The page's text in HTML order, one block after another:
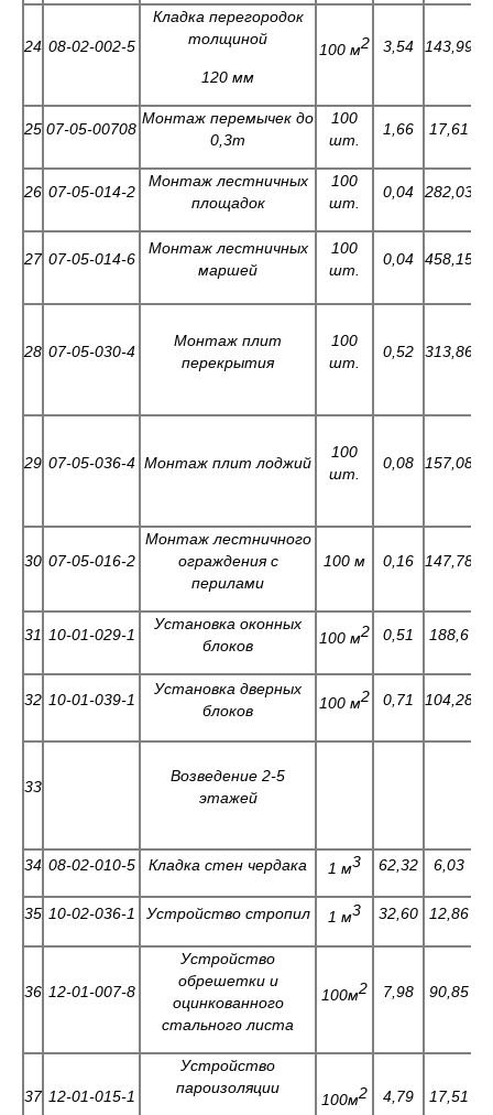
24 08-02-002-5
Кладка перегородок
толщиной
120 мм
100 м2 3,54 143,99
25 07-05-00708
Монтаж перемычек до
0,3т
100
шт.
1,66 17,61
26 07-05-014-2
Монтаж лестничных
площадок
100
шт.
0,04 282,03
27 07-05-014-6
Монтаж лестничных
маршей
100
шт.
0,04 458,15
28 07-05-030-4
Монтаж плит
перекрытия
100
шт.
0,52 313,86
29 07-05-036-4 Монтаж плит лоджий
100
шт.
0,08 157,08
30 07-05-016-2
Монтаж лестничного
ограждения с
перилами
100 м 0,16 147,78
31 10-01-029-1
Установка оконных
блоков
100 м2 0,51 188,6
32 10-01-039-1
Установка дверных
блоков
100 м2 0,71 104,28
33
Возведение 2-5
этажей
34 08-02-010-5 Кладка стен чердака 1 м3 62,32 6,03
35 10-02-036-1 Устройство стропил 1 м3 32,60 12,86
36 12-01-007-8
Устройство
обрешетки и
оцинкованного
стального листа
100м2 7,98 90,85
37 12-01-015-1
Устройство
пароизоляции
100м2 4,79 17,51